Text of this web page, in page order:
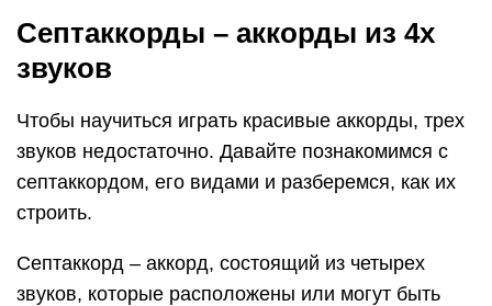
Септаккорды – аккорды из 4х
звуков
Чтобы научиться играть красивые аккорды, трех
звуков недостаточно. Давайте познакомимся с
септаккордом, его видами и разберемся, как их
строить.
Септаккорд – аккорд, состоящий из четырех
звуков, которые расположены или могут быть